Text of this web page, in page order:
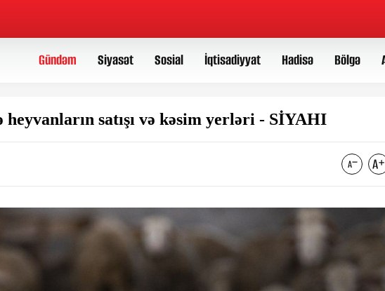
Gündəm Siyasət Sosial İqtisadiyyat Hadisə Bölgə
satışı və kəsim yerləri - SİYAHI